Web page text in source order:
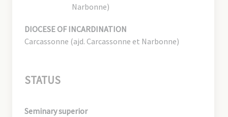
Narbonne)
DIOCESE OF INCARDINATION
Carcassonne (ajd. Carcassonne et Narbonne)
STATUS
Seminary superior